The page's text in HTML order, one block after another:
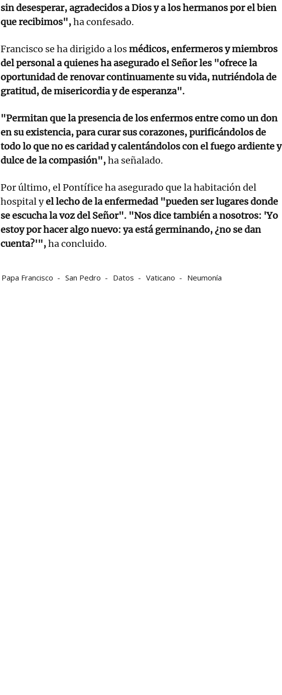
sin desesperar, agradecidos a Dios y a los hermanos por el bien
que recibimos",ha confesado.
Francisco se ha dirigido a losmédicos, enfermeros y miembros
del personal a quienes ha asegurado el Señor les "ofrece la
oportunidad de renovar continuamente su vida, nutriéndola de
gratitud, de misericordia y de esperanza".
"Permitan que la presencia de los enfermos entre como un don
en su existencia, para curar sus corazones, purificándolos de
todo lo que no es caridad y calentándolos con el fuego ardiente y
dulce de la compasión",ha señalado.
Por último, el Pontífice ha asegurado que la habitación del
hospital yel lecho de la enfermedad "pueden ser lugares donde
se escucha la voz del Señor". "Nos dice también a nosotros: 'Yo
estoy por hacer algo nuevo: ya está germinando, ¿no se dan
cuenta?'",ha concluido.
Papa Francisco San Pedro Datos Vaticano Neumonía